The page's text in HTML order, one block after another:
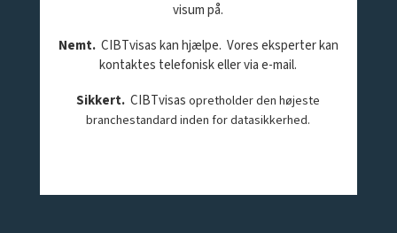
visum på.
Nemt.CIBTvisas kan hjælpe. Vores eksperter kan
kontaktes telefonisk eller via e-mail.
Sikkert. CIBTvisas opretholder den højeste
branchestandard inden for datasikkerhed.